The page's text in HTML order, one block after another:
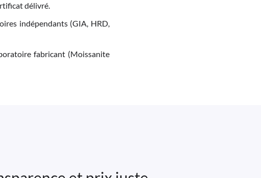
délivré.
indépendants (GIA, HRD,
fabricant (Moissanite